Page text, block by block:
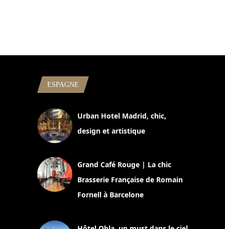
ESPAGNE
Urban Hotel Madrid, chic,
design et artistique
Grand Café Rouge | La chic
Brasserie Française de Romain
Fornell à Barcelone